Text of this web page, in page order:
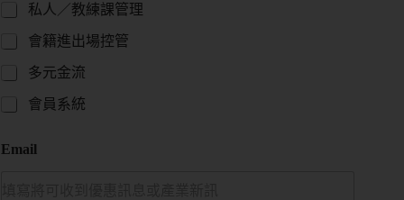
私人／教練課管理
會籍進出場控管
多元金流
會員系統
Email